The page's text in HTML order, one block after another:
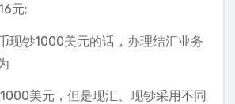
元;
现钞1000美元的话，办理结汇业务
美元，但是现汇、现钞采用不同